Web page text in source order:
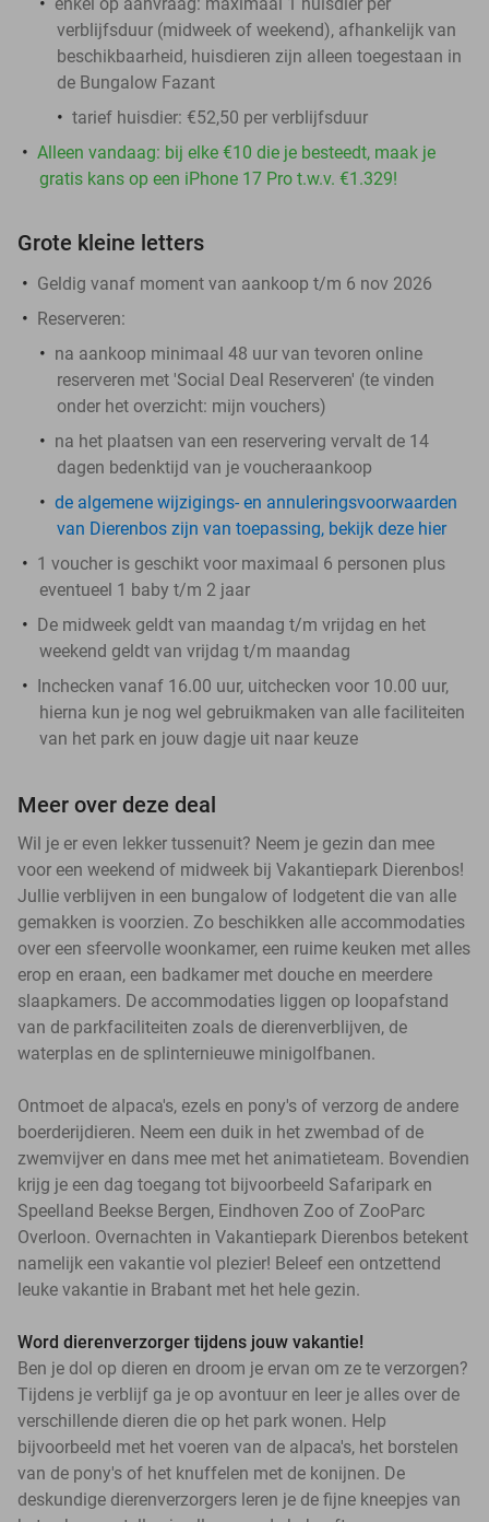
verblijfsduur (midweek of weekend), afhankelijk van
beschikbaarheid, huisdieren zijn alleen toegestaan in
de Bungalow Fazant
tarief huisdier: €52,50 per verblijfsduur
Alleen vandaag: bij elke €10 die je besteedt, maak je
gratis kans op een iPhone 17 Pro t.w.v. €1.329!
Grote kleine letters
Geldig vanaf moment van aankoop t/m 6 nov 2026
Reserveren:
na aankoop minimaal 48 uur van tevoren online
reserveren met 'Social Deal Reserveren' (te vinden
onder het overzicht: mijn vouchers)
na het plaatsen van een reservering vervalt de 14
dagen bedenktijd van je voucheraankoop
de algemene wijzigings- en annuleringsvoorwaarden
van Dierenbos zijn van toepassing, bekijk deze hier
1 voucher is geschikt voor maximaal 6 personen plus
eventueel 1 baby t/m 2 jaar
De midweek geldt van maandag t/m vrijdag en het
weekend geldt van vrijdag t/m maandag
Inchecken vanaf 16.00 uur, uitchecken voor 10.00 uur,
hierna kun je nog wel gebruikmaken van alle faciliteiten
van het park en jouw dagje uit naar keuze
Meer over deze deal
Wil je er even lekker tussenuit? Neem je gezin dan mee
voor een weekend of midweek bij Vakantiepark Dierenbos!
Jullie verblijven in een bungalow of lodgetent die van alle
gemakken is voorzien. Zo beschikken alle accommodaties
over een sfeervolle woonkamer, een ruime keuken met alles
erop en eraan, een badkamer met douche en meerdere
slaapkamers. De accommodaties liggen op loopafstand
van de parkfaciliteiten zoals de dierenverblijven, de
waterplas en de splinternieuwe minigolfbanen.
Ontmoet de alpaca's, ezels en pony's of verzorg de andere
boerderijdieren. Neem een duik in het zwembad of de
zwemvijver en dans mee met het animatieteam. Bovendien
krijg je een dag toegang tot bijvoorbeeld Safaripark en
Speelland Beekse Bergen, Eindhoven Zoo of ZooParc
Overloon. Overnachten in Vakantiepark Dierenbos betekent
namelijk een vakantie vol plezier! Beleef een ontzettend
leuke vakantie in Brabant met het hele gezin.
Word dierenverzorger tijdens jouw vakantie!
Ben je dol op dieren en droom je ervan om ze te verzorgen?
Tijdens je verblijf ga je op avontuur en leer je alles over de
verschillende dieren die op het park wonen. Help
bijvoorbeeld met het voeren van de alpaca's, het borstelen
van de pony's of het knuffelen met de konijnen. De
deskundige dierenverzorgers leren je de fijne kneepjes van